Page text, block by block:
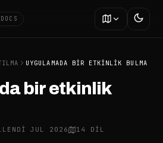
DOCS
UYGULAMADA BIR ETKINLIK BULMA
bir etkinlik
JUL 2026 14 DIL